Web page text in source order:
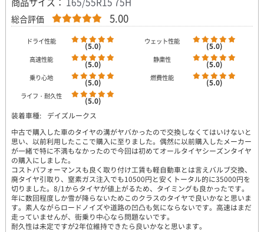
総合評価 5.00
ドライ性能 (5.0) ウェット性能 (5.0)
高速性能 (5.0) 静粛性 (5.0)
乗り心地 (5.0) 燃費性能 (5.0)
ライフ・耐久性
(5.0)
装着車種:
デイズルークス
中古で購入した車のタイヤの溝がヤバかったので交換しなくてはいけないと
思い、以前利用したここで購入に至りました。偶然に以前購入したメーカー
が一緒で特に不満もなかったので今回は初めてオールタイヤシーズンタイヤ
の購入にしました。
コストパフォーマンスも良く取り付け工賃も軽自動車とは言えバルブ交換、
廃タイヤ引取り、窒素ガス注入でも10500円と安くトータル的に35000円を
切りました。8/1からタイヤが値上がるため、タイミングも良かったです。
年に数回程度しか雪が降らないためこのクラスのタイヤで良いかなと思いま
す。素人ながらロードノイズや道路の凹凸も気にならないです。高速はまだ
走っていませんが、街乗り中心なら問題ないです。
耐久性は未定ですが2年位維持できたら良いかなと思います。